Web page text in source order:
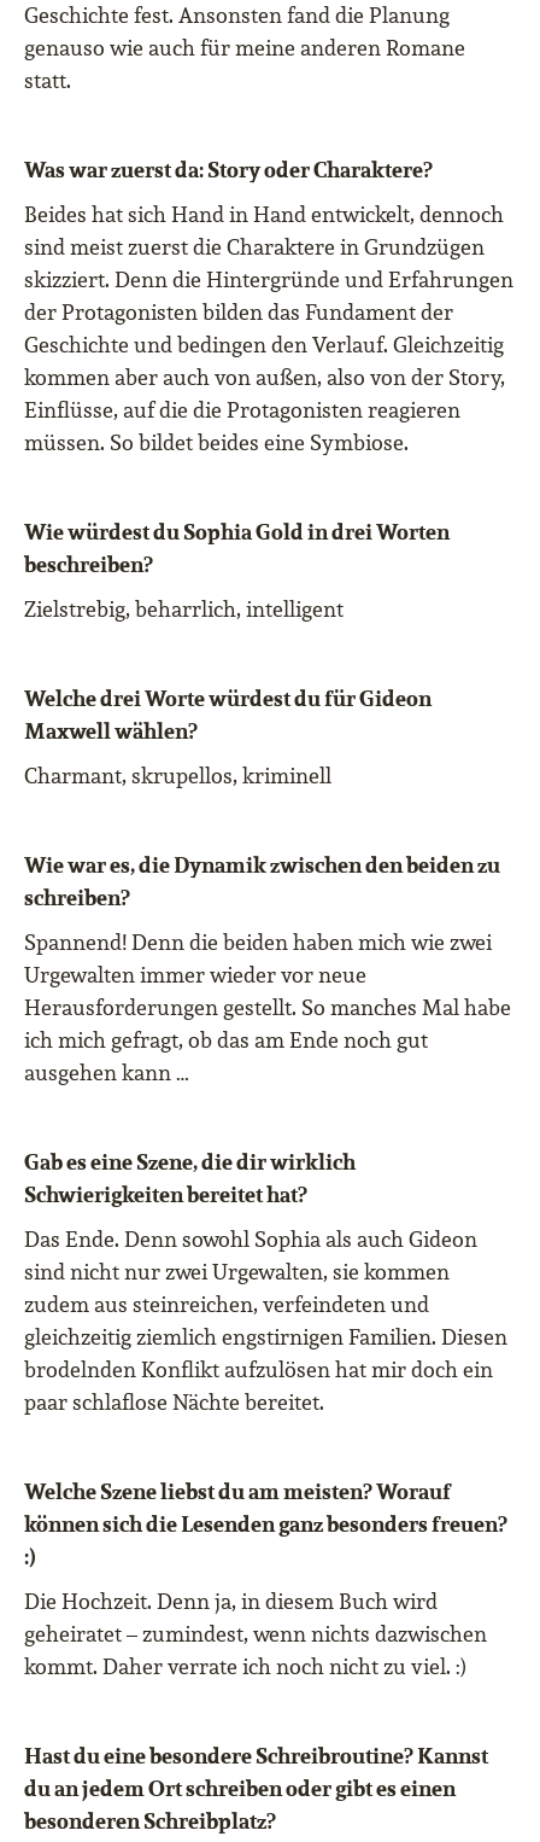
Geschichte fest. Ansonsten fand die Planung
genauso wie auch für meine anderen Romane
statt.
Was war zuerst da: Story oder Charaktere?
Beides hat sich Hand in Hand entwickelt, dennoch
sind meist zuerst die Charaktere in Grundzügen
skizziert. Denn die Hintergründe und Erfahrungen
der Protagonisten bilden das Fundament der
Geschichte und bedingen den Verlauf. Gleichzeitig
kommen aber auch von außen, also von der Story,
Einflüsse, auf die die Protagonisten reagieren
müssen. So bildet beides eine Symbiose.
Wie würdest du Sophia Gold in drei Worten
beschreiben?
Zielstrebig, beharrlich, intelligent
Welche drei Worte würdest du für Gideon
Maxwell wählen?
Charmant, skrupellos, kriminell
Wie war es, die Dynamik zwischen den beiden zu
schreiben?
Spannend! Denn die beiden haben mich wie zwei
Urgewalten immer wieder vor neue
Herausforderungen gestellt. So manches Mal habe
ich mich gefragt, ob das am Ende noch gut
ausgehen kann …
Gab es eine Szene, die dir wirklich
Schwierigkeiten bereitet hat?
Das Ende. Denn sowohl Sophia als auch Gideon
sind nicht nur zwei Urgewalten, sie kommen
zudem aus steinreichen, verfeindeten und
gleichzeitig ziemlich engstirnigen Familien. Diesen
brodelnden Konflikt aufzulösen hat mir doch ein
paar schlaflose Nächte bereitet.
Welche Szene liebst du am meisten? Worauf
können sich die Lesenden ganz besonders freuen?
:)
Die Hochzeit. Denn ja, in diesem Buch wird
geheiratet – zumindest, wenn nichts dazwischen
kommt. Daher verrate ich noch nicht zu viel. :)
Hast du eine besondere Schreibroutine? Kannst
du an jedem Ort schreiben oder gibt es einen
besonderen Schreibplatz?